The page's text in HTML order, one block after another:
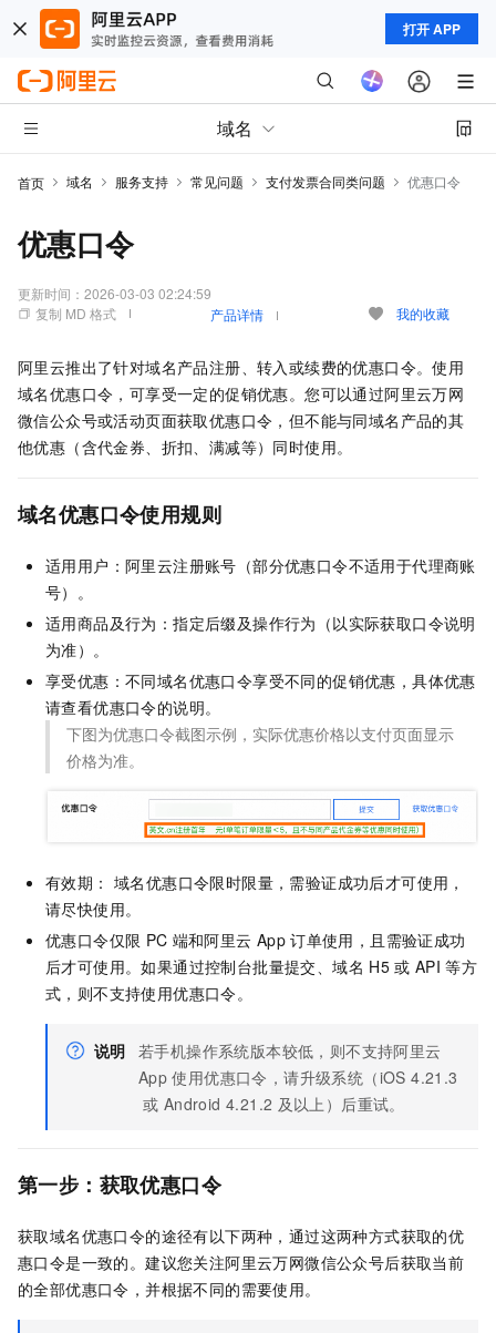
打开 APP
域名
首页 域名 服务支持 常见问题 支付发票合同类问题 优惠口令
优惠口令
更新时间： 2026-03-03 02:24:59
复制 MD 格式
产品详情 我的收藏
阿里云推出了针对域名产品注册、转入或续费的优惠口令。使用
域名优惠口令，可享受一定的促销优惠。您可以通过阿里云万网
微信公众号或活动页面获取优惠口令，但不能与同域名产品的其
他优惠（含代金券、折扣、满减等）同时使用。
域名优惠口令使用规则
适用用户：阿里云注册账号（部分优惠口令不适用于代理商账
号）。
适用商品及行为：指定后缀及操作行为（以实际获取口令说明
为准）。
享受优惠：不同域名优惠口令享受不同的促销优惠，具体优惠
请查看优惠口令的说明。
下图为优惠口令截图示例，实际优惠价格以支付页面显示
价格为准。
有效期： 域名优惠口令限时限量，需验证成功后才可使用，
请尽快使用。
优惠口令仅限 PC 端和阿里云 App 订单使用，且需验证成功
后才可使用。如果通过控制台批量提交、域名 H5 或 API 等方
式，则不支持使用优惠口令。
说明 若手机操作系统版本较低，则不支持阿里云
App 使用优惠口令，请升级系统（iOS 4.21.3
或 Android 4.21.2 及以上）后重试。
第一步：获取优惠口令
获取域名优惠口令的途径有以下两种，通过这两种方式获取的优
惠口令是一致的。建议您关注阿里云万网微信公众号后获取当前
的全部优惠口令，并根据不同的需要使用。